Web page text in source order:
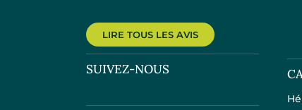
LIRE TOUS LES AVIS
SUIVEZ-NOUS